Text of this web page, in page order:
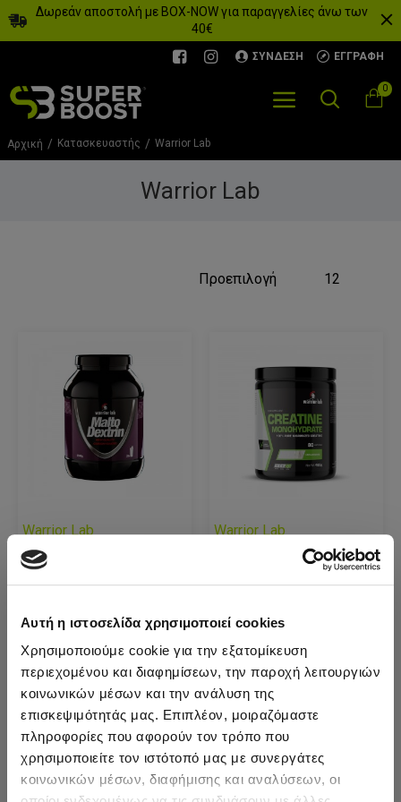
Αυτή η ιστοσελίδα χρησιμοποιεί cookies
Χρησιμοποιούμε cookie για την εξατομίκευση
περιεχομένου και διαφημίσεων, την παροχή λειτουργιών
κοινωνικών μέσων και την ανάλυση της
επισκεψιμότητάς μας. Επιπλέον, μοιραζόμαστε
πληροφορίες που αφορούν τον τρόπο που
χρησιμοποιείτε τον ιστότοπό μας με συνεργάτες
κοινωνικών μέσων, διαφήμισης και αναλύσεων, οι
Δωρεάν αποστολή με BOX-NOW για παραγγελίες άνω των
40€
ΣΎΝΔΕΣΗ ΕΓΓΡΑΦΉ
0
Αρχική Κατασκευαστής Warrior Lab
Warrior Lab
Warrior Lab
Maltodextrin 1500g
(Warriorlab)
21,50€
ΠΡΟΣΘΉΚΗ
Warrior Lab
Monohydrate 400g
ΠΡΟΣΘΉΚΗ